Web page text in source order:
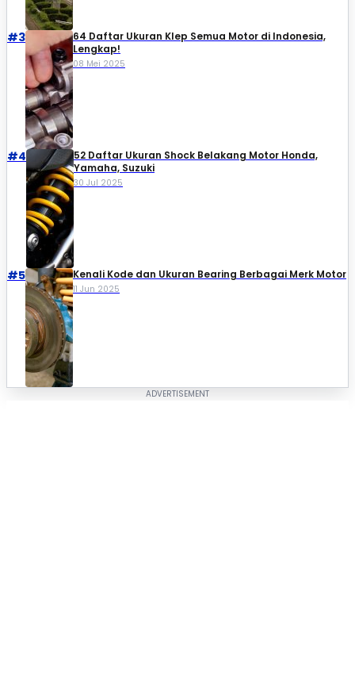
#3
64 Daftar Ukuran Klep Semua Motor di Indonesia,
Lengkap!
08 Mei 2025
#4
52 Daftar Ukuran Shock Belakang Motor Honda,
Yamaha, Suzuki​
30 Jul 2025
#5 Kenali Kode dan Ukuran Bearing Berbagai Merk Motor
11 Jun 2025